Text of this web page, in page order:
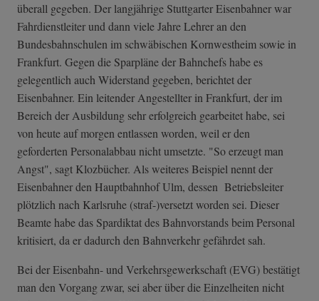
überall gegeben. Der langjährige Stuttgarter Eisenbahner war
Fahrdienstleiter und dann viele Jahre Lehrer an den
Bundesbahnschulen im schwäbischen Kornwestheim sowie in
Frankfurt. Gegen die Sparpläne der Bahnchefs habe es
gelegentlich auch Widerstand gegeben, berichtet der
Eisenbahner. Ein leitender Angestellter in Frankfurt, der im
Bereich der Ausbildung sehr erfolgreich gearbeitet habe, sei
von heute auf morgen entlassen worden, weil er den
geforderten Personalabbau nicht umsetzte. "So erzeugt man
Angst", sagt Klozbücher. Als weiteres Beispiel nennt der
Eisenbahner den Hauptbahnhof Ulm, dessen Betriebsleiter
plötzlich nach Karlsruhe (straf-)versetzt worden sei. Dieser
Beamte habe das Spardiktat des Bahnvorstands beim Personal
kritisiert, da er dadurch den Bahnverkehr gefährdet sah.
Bei der Eisenbahn- und Verkehrsgewerkschaft (EVG) bestätigt
man den Vorgang zwar, sei aber über die Einzelheiten nicht